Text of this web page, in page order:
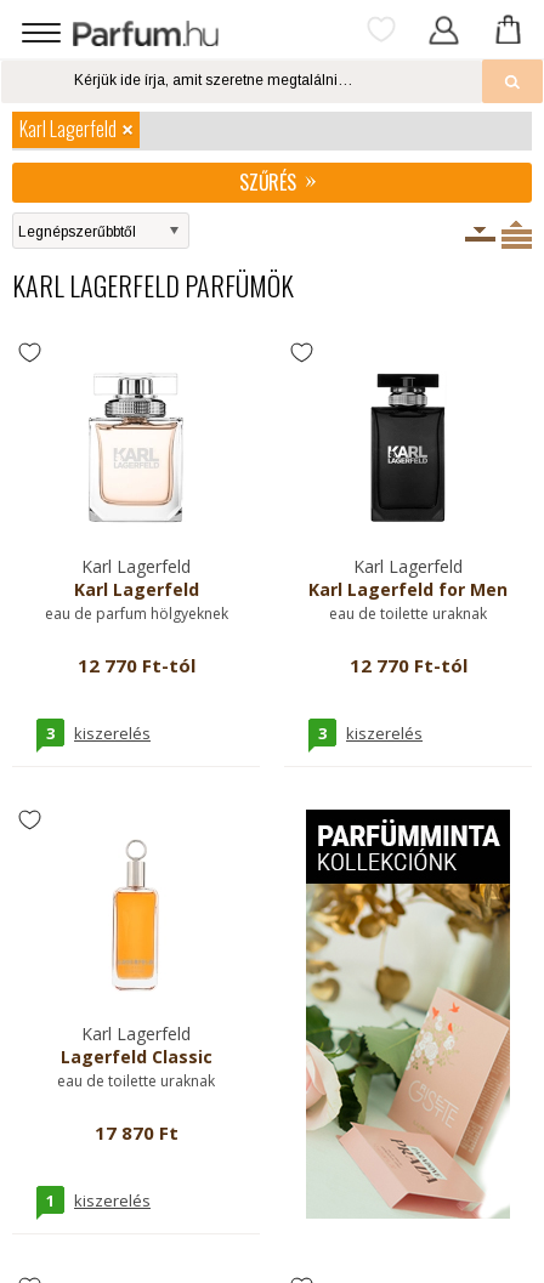
Karl Lagerfeld
SZŰRÉS
KARL LAGERFELD PARFÜMÖK
Karl Lagerfeld
Karl Lagerfeld
eau de parfum hölgyeknek
12 770 Ft-tól
3 kiszerelés
Karl Lagerfeld
Karl Lagerfeld for Men
eau de toilette uraknak
12 770 Ft-tól
3 kiszerelés
Karl Lagerfeld
Lagerfeld Classic
eau de toilette uraknak
17 870 Ft
1 kiszerelés